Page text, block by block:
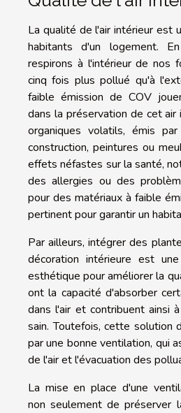
La qualité de l'air intérieur est
habitants d'un logement.
respirons à l'intérieur de nos
cinq fois plus pollué qu'à
faible émission de COV
dans la préservation de cet air
organiques volatils, émis
construction, peintures ou
effets néfastes sur la santé,
des allergies ou des
pour des matériaux à faible
pertinent pour garantir un
Par ailleurs, intégrer des
décoration intérieure est
esthétique pour améliorer la
ont la capacité d'absorber
dans l'air et contribuent ainsi
sain. Toutefois, cette solution
par une bonne ventilation, qui
de l'air et l'évacuation des
La mise en place d'une
non seulement de préserver